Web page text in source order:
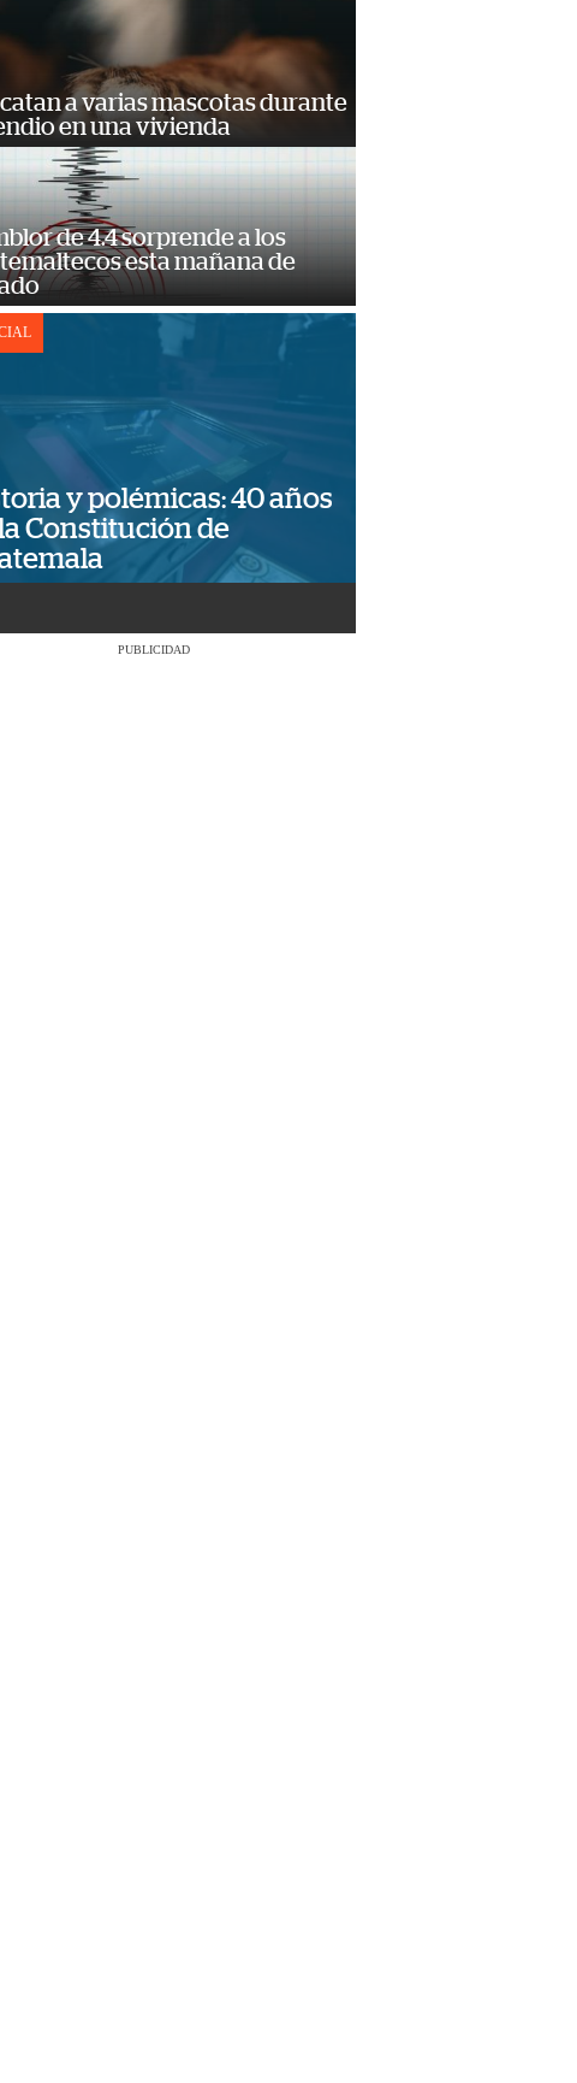
a varias mascotas durante
en una vivienda
de 4.4 sorprende a los
esta mañana de
y polémicas: 40 años
Constitución de
PUBLICIDAD